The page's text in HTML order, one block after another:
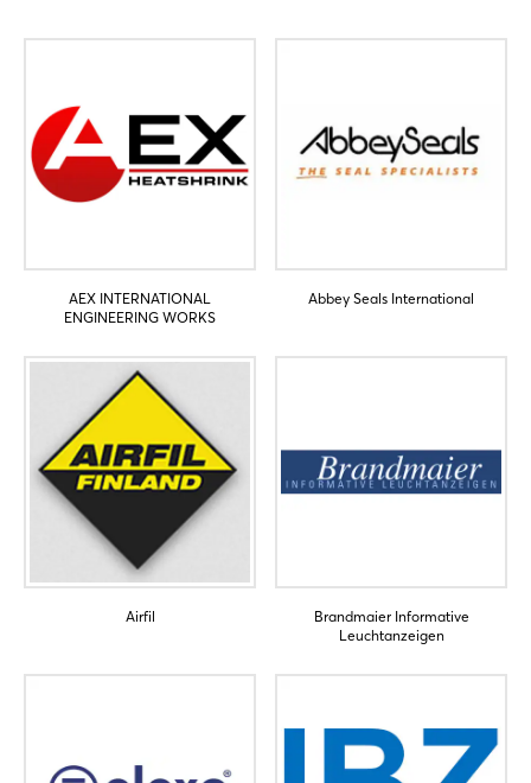
AEX INTERNATIONAL
ENGINEERING WORKS
Abbey Seals International
Airfil
Brandmaier Informative
Leuchtanzeigen